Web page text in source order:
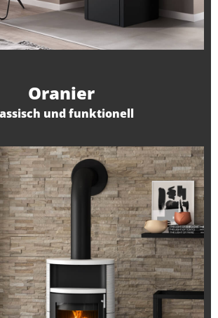
Oranier
und funktionell